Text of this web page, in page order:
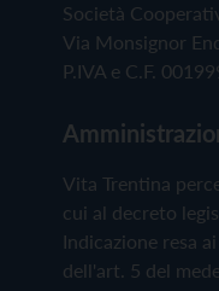
Società
Via Monsignor
P.IVA e C.F.
Vita Trentina
cui al decreto
Indicazione resa
dell'art. 5 del